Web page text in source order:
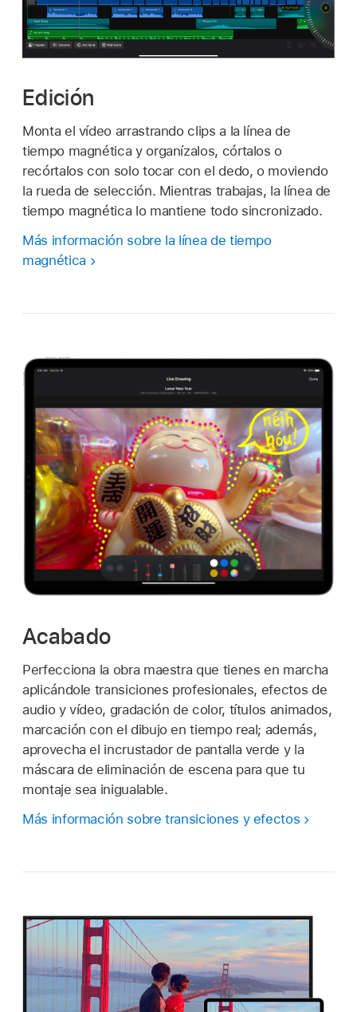
Edición
Monta el vídeo arrastrando clips a la línea de
tiempo magnética y organízalos, córtalos o
recórtalos con solo tocar con el dedo, o moviendo
la rueda de selección. Mientras trabajas, la línea de
tiempo magnética lo mantiene todo sincronizado.
Más información sobre la línea de tiempo
magnética
Acabado
Perfecciona la obra maestra que tienes en marcha
aplicándole transiciones profesionales, efectos de
audio y vídeo, gradación de color, títulos animados,
marcación con el dibujo en tiempo real; además,
aprovecha el incrustador de pantalla verde y la
máscara de eliminación de escena para que tu
montaje sea inigualable.
Más información sobre transiciones y efectos